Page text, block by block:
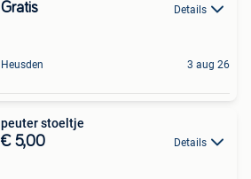
Gratis Details
Heusden 3 aug 26
peuter stoeltje
€ 5,00 Details